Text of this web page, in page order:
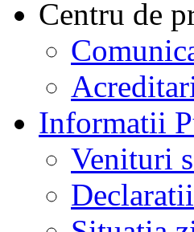
Centru de
Informatii
Venituri